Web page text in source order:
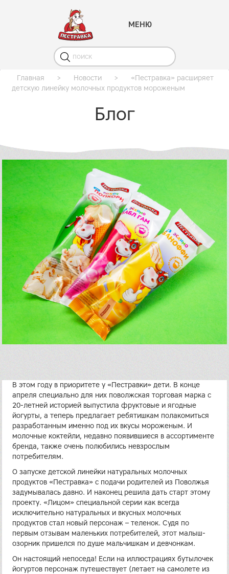
МЕНЮ
Главная > Новости >
«Пестравка» расширяет
детскую линейку молочных продуктов мороженым
Блог
В этом году в приоритете у «Пестравки» дети. В конце
апреля специально для них поволжская торговая марка с
20-летней историей выпустила фруктовые и ягодные
йогурты, а теперь предлагает ребятишкам полакомиться
разработанным именно под их вкусы мороженым. И
молочные коктейли, недавно появившиеся в ассортименте
бренда, также очень полюбились невзрослым
потребителям.
О запуске детской линейки натуральных молочных
продуктов «Пестравка» с подачи родителей из Поволжья
задумывалась давно. И наконец решила дать старт этому
проекту. «Лицом» специальной серии как всегда
исключительно натуральных и вкусных молочных
продуктов стал новый персонаж – теленок. Судя по
первым отзывам маленьких потребителей, этот малыш-
озорник пришелся по душе мальчишкам и девчонкам.
Он настоящий непоседа! Если на иллюстрациях бутылочек
йогуртов персонаж путешествует (летает на самолете из